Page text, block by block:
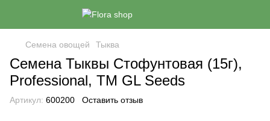
Семена овощей Тыква
Семена Тыквы Стофунтовая (15г),
Professional, TM GL Seeds
Артикул: 600200 Оставить отзыв